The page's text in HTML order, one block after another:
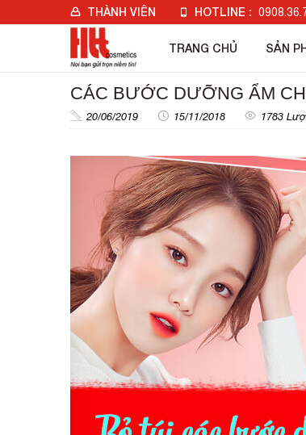
THÀNH VIÊN
Đăng nhập
Đăng ký
Check đơn hàng
HOTLINE :
TRANG CHỦ SẢN
CÁC BƯỚC DƯỠNG ẨM
20/06/2019 15/11/2018 1783